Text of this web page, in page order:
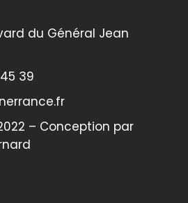
du Général Jean
39
– Conception par